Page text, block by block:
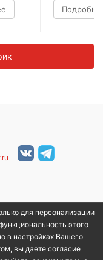
для персонализации
этого
в настройках Вашего
вы даете согласие